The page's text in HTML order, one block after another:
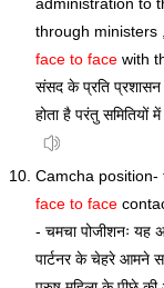
administration to
through ministers
face to face with
संसद के प्रति प्रशासन
होता है परंतु समितियों
Camcha
face to face
- चमचा पोजीशनः यह
पार्टनर के चेहरे आमने